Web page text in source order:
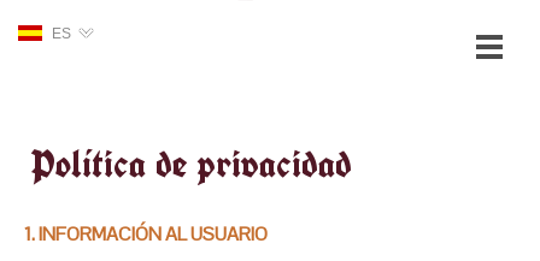
ES
Política de privacidad
1. INFORMACIÓN AL USUARIO